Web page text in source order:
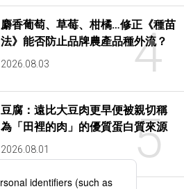
4
麝香葡萄、草莓、柑橘…修正《種苗
法》能否防止品牌農產品種外流？
2026.08.03
5
豆腐：遠比大豆肉更早便被親切稱
為「田裡的肉」的優質蛋白質來源
2026.08.01